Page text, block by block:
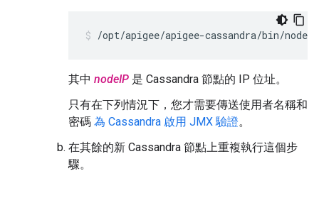
/opt/apigee/apigee-cassandra/bin/
其中 nodeIP 是 Cassandra 節點的 IP 位址。
只有在下列情況下，您才需要傳送使用者名稱和
密碼 為 Cassandra 啟用 JMX 驗證。
在其餘的新 Cassandra 節點上重複執行這個步
驟。